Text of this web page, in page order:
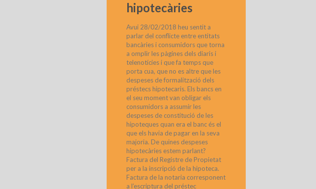
hipotecàries
Avui 28/02/2018 heu sentit a
parlar del conflicte entre entitats
bancàries i consumidors que torna
a omplir les pàgines dels diaris i
telenotícies i que fa temps que
porta cua, que no es altre que les
despeses de formalització dels
préstecs hipotecaris. Els bancs en
el seu moment van obligar els
consumidors a assumir les
despeses de constitució de les
hipoteques quan era el banc és el
que els havia de pagar en la seva
majoria. De quines despeses
hipotecàries estem parlant?
Factura del Registre de Propietat
per a la inscripció de la hipoteca.
Factura de la notaria corresponent
a l’escriptura del préstec